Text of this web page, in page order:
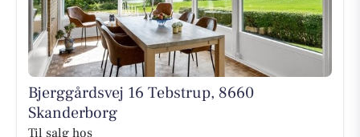
Bjerggårdsvej 16 Tebstrup, 8660
Skanderborg
Til salg hos